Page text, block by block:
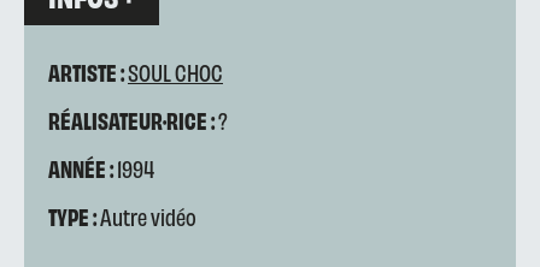
ARTISTE :SOUL CHOC
RÉALISATEUR·RICE :?
ANNÉE :1994
TYPE :Autre vidéo